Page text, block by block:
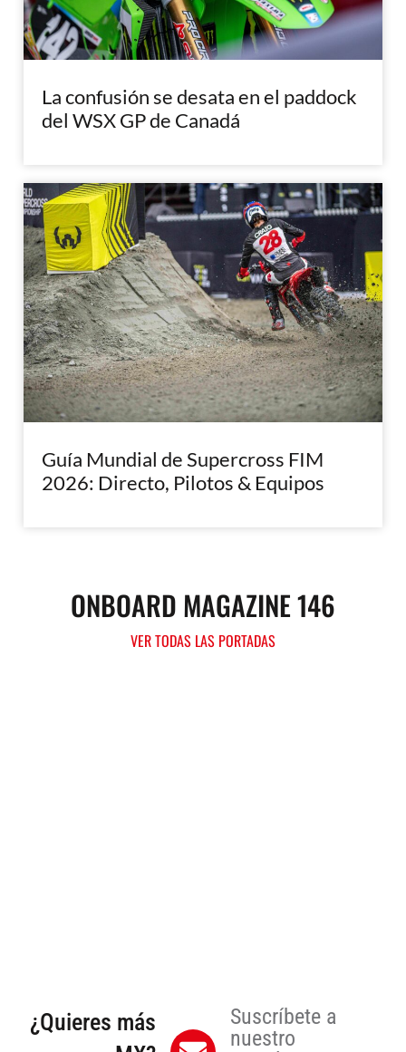
La confusión se desata en el paddock
del WSX GP de Canadá
Guía Mundial de Supercross FIM
2026: Directo, Pilotos & Equipos
ONBOARD MAGAZINE 146
VER TODAS LAS PORTADAS
¿Quieres más
Suscríbete a
nuestro